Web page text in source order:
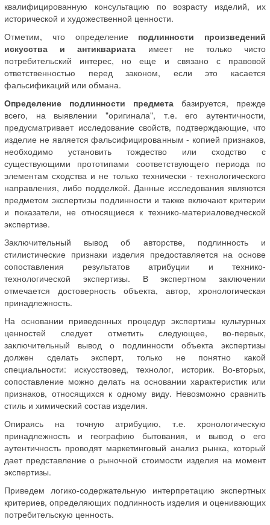
квалифицированную консультацию по возрасту изделий, их
исторической и художественной ценности.
Отметим, что определение подлинности произведений
искусства и антиквариата имеет не только чисто
потребительский интерес, но еще и связано с правовой
ответственностью перед законом, если это касается
фальсификаций или обмана.
Определение подлинности предмета базируется, прежде
всего, на выявлении "оригинала", т.е. его аутентичности,
предусматривает исследование свойств, подтверждающие, что
изделие не является фальсифицированным - копией признаков,
необходимо установить тождество или сходство с
существующими прототипами соответствующего периода по
элементам сходства и не только технически - технологического
направления, либо подделкой. Данные исследования являются
предметом экспертизы подлинности и также включают критерии
и показатели, не относящиеся к технико-материаловедческой
экспертизе.
Заключительный вывод об авторстве, подлинность и
стилистические признаки изделия предоставляется на основе
сопоставления результатов атрибуции и технико-
технологической экспертизы. В экспертном заключении
отмечается достоверность объекта, автор, хронологическая
принадлежность.
На основании приведенных процедур экспертизы культурных
ценностей следует отметить следующее, во-первых,
заключительный вывод о подлинности объекта экспертизы
должен сделать эксперт, только не понятно какой
специальности: искусствовед, технолог, историк. Во-вторых,
сопоставление можно делать на основании характеристик или
признаков, относящихся к одному виду. Невозможно сравнить
стиль и химический состав изделия.
Опираясь на точную атрибуцию, т.е. хронологическую
принадлежность и географию бытования, и вывод о его
аутентичность проводят маркетинговый анализ рынка, который
дает представление о рыночной стоимости изделия на момент
экспертизы.
Приведем логико-содержательную интерпретацию экспертных
критериев, определяющих подлинность изделия и оценивающих
потребительскую ценность.